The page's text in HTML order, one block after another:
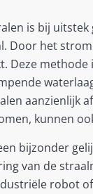
is bij uitstek
Door het
Deze
aanzienlijk
kunnen
bijzonder
van de
robot